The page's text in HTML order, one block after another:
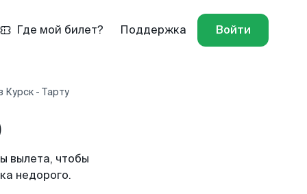
Где мой билет? Поддержка Войти
Курск - Тарту
вылета, чтобы
недорого.